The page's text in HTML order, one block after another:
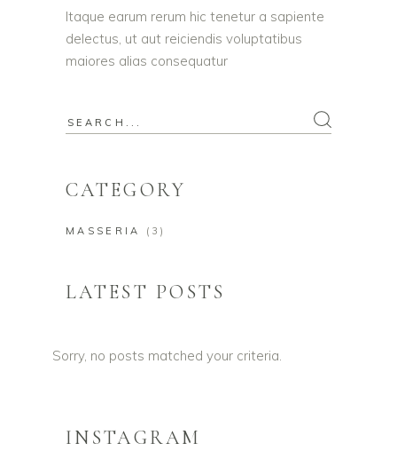
Itaque earum rerum hic tenetur a sapiente
delectus, ut aut reiciendis voluptatibus
maiores alias consequatur
Search
CATEGORY
MASSERIA (3)
LATEST POSTS
Sorry, no posts matched your criteria.
INSTAGRAM